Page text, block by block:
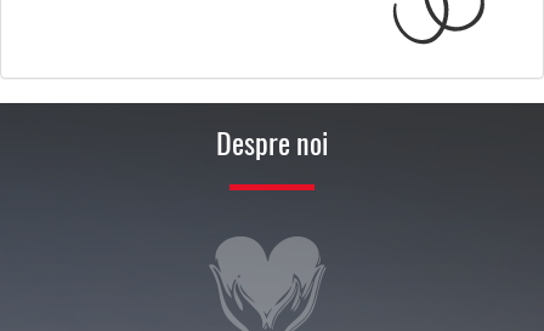
Despre noi